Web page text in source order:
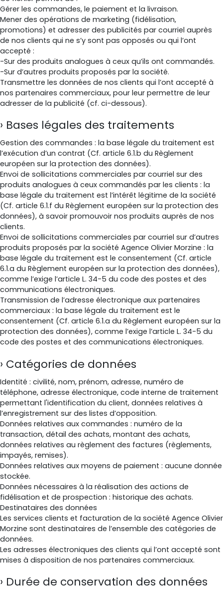
Gérer les commandes, le paiement et la livraison.
Mener des opérations de marketing (fidélisation,
promotions) et adresser des publicités par courriel auprès
de nos clients qui ne s’y sont pas opposés ou qui l’ont
accepté :
-Sur des produits analogues à ceux qu’ils ont commandés.
-Sur d’autres produits proposés par la société.
Transmettre les données de nos clients qui l’ont accepté à
nos partenaires commerciaux, pour leur permettre de leur
adresser de la publicité (cf. ci-dessous).
Bases légales des traitements
Gestion des commandes : la base légale du traitement est
l’exécution d’un contrat (Cf. article 6.1.b du Règlement
européen sur la protection des données).
Envoi de sollicitations commerciales par courriel sur des
produits analogues à ceux commandés par les clients : la
base légale du traitement est l’intérêt légitime de la société
(Cf. article 6.1.f du Règlement européen sur la protection des
données), à savoir promouvoir nos produits auprès de nos
clients.
Envoi de sollicitations commerciales par courriel sur d’autres
produits proposés par la société Agence Olivier Morzine : la
base légale du traitement est le consentement (Cf. article
6.1.a du Règlement européen sur la protection des données),
comme l’exige l’article L. 34-5 du code des postes et des
communications électroniques.
Transmission de l’adresse électronique aux partenaires
commerciaux : la base légale du traitement est le
consentement (Cf. article 6.1.a du Règlement européen sur la
protection des données), comme l’exige l’article L. 34-5 du
code des postes et des communications électroniques.
Catégories de données
Identité : civilité, nom, prénom, adresse, numéro de
téléphone, adresse électronique, code interne de traitement
permettant l'identification du client, données relatives à
l’enregistrement sur des listes d’opposition.
Données relatives aux commandes : numéro de la
transaction, détail des achats, montant des achats,
données relatives au règlement des factures (règlements,
impayés, remises).
Données relatives aux moyens de paiement : aucune donnée
stockée.
Données nécessaires à la réalisation des actions de
fidélisation et de prospection : historique des achats.
Destinataires des données
Les services clients et facturation de la société Agence Olivier
Morzine sont destinataires de l’ensemble des catégories de
données.
Les adresses électroniques des clients qui l’ont accepté sont
mises à disposition de nos partenaires commerciaux.
Durée de conservation des données